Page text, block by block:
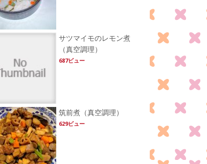
サツマイモのレモン煮
（真空調理）
687ビュー
筑前煮（真空調理）
629ビュー